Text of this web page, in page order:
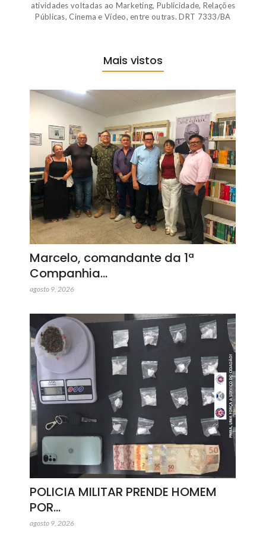
atividades voltadas ao Marketing, Publicidade, Relações
Públicas, Cinema e Vídeo, entre outras. DRT 7333/BA
Mais vistos
Marcelo, comandante da 1ª
Companhia…
agosto 9, 2026
POLICIA MILITAR PRENDE HOMEM
POR…
agosto 9, 2026